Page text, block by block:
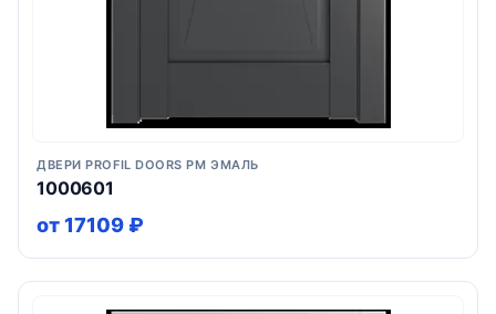
ДВЕРИ PROFIL DOORS PM ЭМАЛЬ
1000601
от 17109 ₽